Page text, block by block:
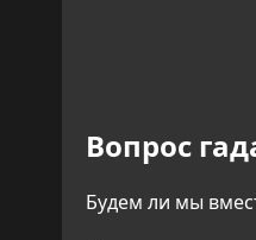
Вопрос
Будем ли мы